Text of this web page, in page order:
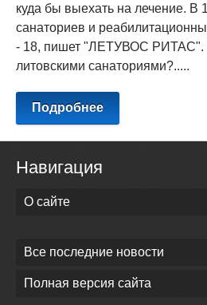
куда бы выехать на лечение. В
санаториев и
- 18, пишет "ЛЕТУВОС РИТАС".
литовскими санаториями?.....
Подробнее
Навигация
О сайте
Все последние новости
Полная версия сайта